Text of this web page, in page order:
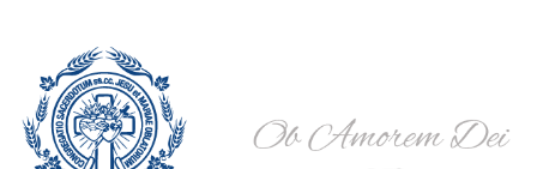
content
Portal de los Padres Oblatos. Advocaciones Marianas,
Oraciones, Música religiosa y más